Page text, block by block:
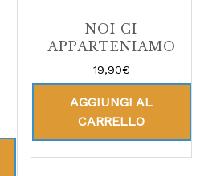
NOI CI
APPARTENIAMO
19,90€
AGGIUNGI AL
CARRELLO